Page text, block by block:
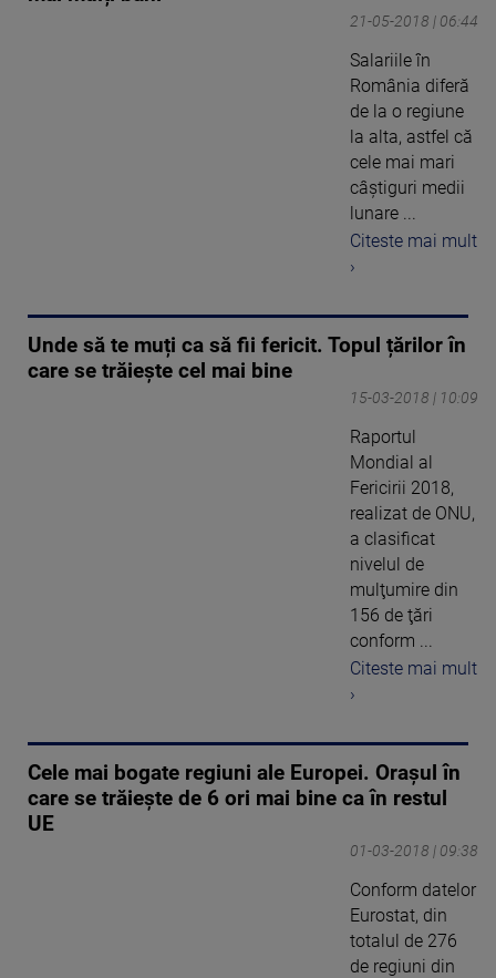
21-05-2018 | 06:44
Salariile în
România diferă
de la o regiune
la alta, astfel că
cele mai mari
câștiguri medii
lunare ...
Citeste mai mult
›
Unde să te muți ca să fii fericit. Topul țărilor în
care se trăiește cel mai bine
15-03-2018 | 10:09
Raportul
Mondial al
Fericirii 2018,
realizat de ONU,
a clasificat
nivelul de
mulţumire din
156 de ţări
conform ...
Citeste mai mult
›
Cele mai bogate regiuni ale Europei. Orașul în
care se trăiește de 6 ori mai bine ca în restul
UE
01-03-2018 | 09:38
Conform datelor
Eurostat, din
totalul de 276
de regiuni din